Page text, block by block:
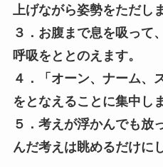
上げながら姿勢をただし
３．お腹まで息を吸って
呼吸をととのえます。
４．「オーン、ナーム、
をとなえることに集中し
５．考えが浮かんでも放
んだ考えは眺めるだけに